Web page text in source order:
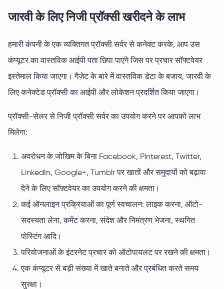
जारवी के लिए निजी प्रॉक्सी खरीदने के लाभ
हमारी कंपनी के एक व्यक्तिगत प्रॉक्सी सर्वर से कनेक्ट करके, आप उस
कंप्यूटर का वास्तविक आईपी पता छिपा पाएंगे जिस पर प्रचार सॉफ्टवेयर
इस्तेमाल किया जाएगा। गैजेट के बारे में वास्तविक डेटा के बजाय, जारवी के
लिए कनेक्टेड प्रॉक्सी का आईपी और लोकेशन प्रदर्शित किया जाएगा।
प्रॉक्सी-सेलर से निजी प्रॉक्सी सर्वर का उपयोग करने पर आपको लाभ
मिलेगा:
अवरोधन के जोखिम के बिना Facebook, Pinterest, Twitter,
LinkedIn, Google+, Tumblr पर खातों और समुदायों को बढ़ावा
देने के लिए सॉफ़्टवेयर का उपयोग करने की क्षमता।
कई ऑनलाइन प्रक्रियाओं का पूर्ण स्वचालन: लाइक करना, ऑटो-
सदस्यता लेना, कमेंट करना, संदेश और निमंत्रण भेजना, स्थगित
पोस्टिंग आदि।
परियोजनाओं के इंटरनेट प्रचार को ऑटोपायलट पर रखने की क्षमता।
एक कंप्यूटर से बड़ी संख्या में खाते बनाते और प्रबंधित करते समय
सुरक्षा।